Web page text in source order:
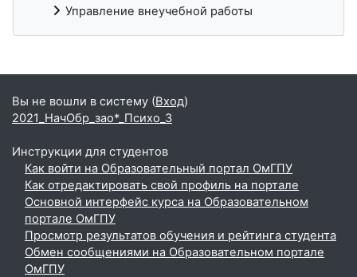
Управление внеучебной работы
Дополнительные блоки
Вы не вошли в систему (Вход)
2021_НачОбр_зао*_Психо_3
Инструкции для студентов
Как войти на Образовательный портал ОмГПУ
Как отредактировать свой профиль на портале
Основной интерфейс курса на Образовательном
портале ОмГПУ
Просмотр результатов обучения и рейтинга студента
Обмен сообщениями на Образовательном портале
ОмГПУ